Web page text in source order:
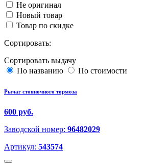
Не оригинал
Новый товар
Товар по скидке
Сортировать:
Сортировать выдачу
По названию
По стоимости
Рычаг стояночного тормоза
600 руб.
Заводской номер: 96482029
Артикул: 543574